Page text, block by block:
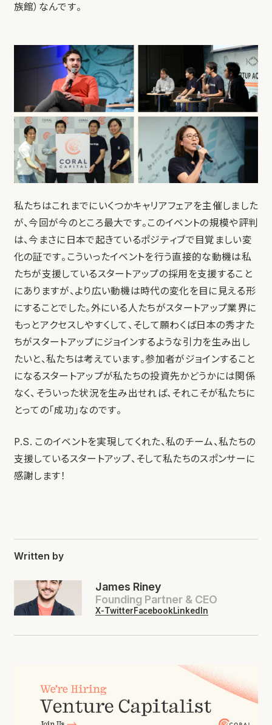
族館）なんです。
私たちはこれまでにいくつかキャリアフェアを主催しました
が、今回が今のところ最大です。このイベントの規模や評判
は、今まさに日本で起きているポジティブで目覚ましい変
化の証です。こういったイベントを行う直接的な動機は私
たちが支援しているスタートアップの採用を支援すること
にありますが、より広い動機は時代の変化を目に見える形
にすることでした。外にいる人たちがスタートアップ業界に
もっとアクセスしやすくして、そして願わくば日本の秀才た
ちがスタートアップにジョインするような引力を生み出し
たいと、私たちは考えています。参加者がジョインすること
になるスタートアップが私たちの投資先かどうかには関係
なく、そういった状況を生み出せれば、それこそが私たちに
とっての「成功」なのです。
P.S. このイベントを実現してくれた、私のチーム、私たちの
支援しているスタートアップ、そして私たちのスポンサーに
感謝します！
Written by
James Riney
Founding Partner & CEO
X-TwitterFacebookLinkedIn